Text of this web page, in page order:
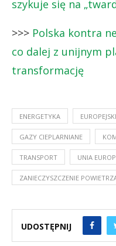
szykuje się na
>>> Polska kontra
co dalej z unijnym
transformację
ENERGETYKA
GAZY CIEPLARNIANE
TRANSPORT UNIA
ZANIECZYSZCZENIE
UDOSTĘPNIJ